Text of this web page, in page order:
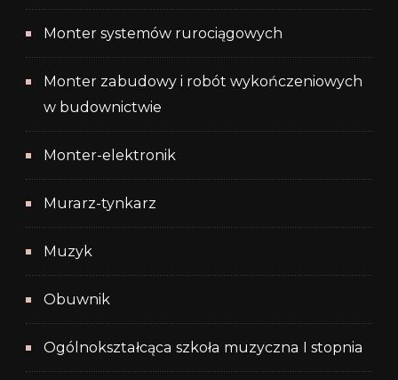
Monter systemów rurociągowych
Monter zabudowy i robót wykończeniowych
w budownictwie
Monter-elektronik
Murarz-tynkarz
Muzyk
Obuwnik
Ogólnokształcąca szkoła muzyczna I stopnia